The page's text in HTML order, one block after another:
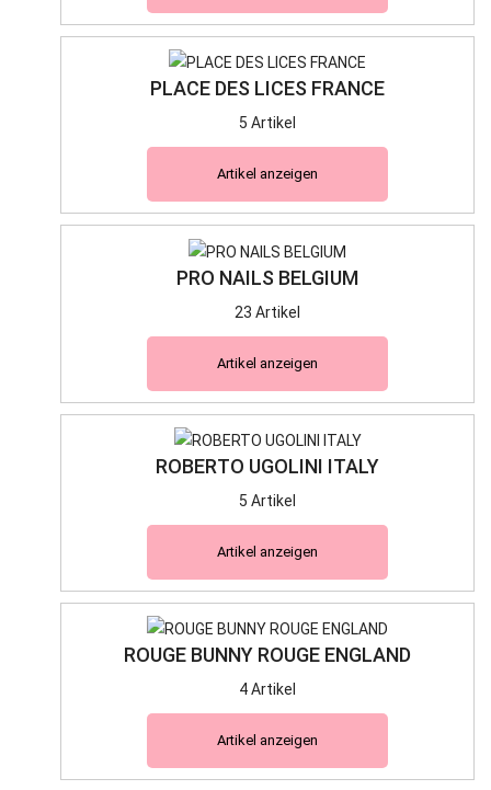
PLACE DES LICES FRANCE
5 Artikel
Artikel anzeigen
PRO NAILS BELGIUM
23 Artikel
Artikel anzeigen
ROBERTO UGOLINI ITALY
5 Artikel
Artikel anzeigen
ROUGE BUNNY ROUGE ENGLAND
4 Artikel
Artikel anzeigen